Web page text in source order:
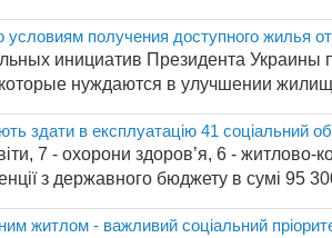
получения доступного жилья
инициатив Президента
нуждаются в улучшении
здати в експлуатацію 41 соціальний
7 - охорони здоров’я, 6 -
з державного бюджету в сумі 95
житлом - важливий соціальний